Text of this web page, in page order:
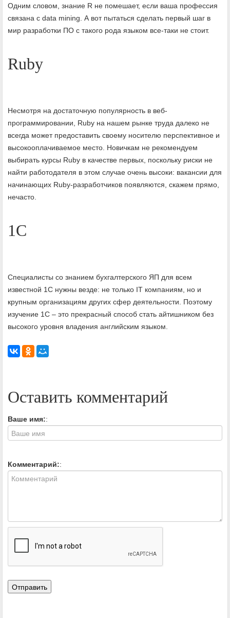
Одним словом, знание R не помешает, если ваша профессия
связана с data mining. А вот пытаться сделать первый шаг в
мир разработки ПО с такого рода языком все-таки не стоит.
Ruby
Несмотря на достаточную популярность в веб-
программировании, Ruby на нашем рынке труда далеко не
всегда может предоставить своему носителю перспективное и
высокооплачиваемое место. Новичкам не рекомендуем
выбирать курсы Ruby в качестве первых, поскольку риски не
найти работодателя в этом случае очень высоки: вакансии для
начинающих Ruby-разработчиков появляются, скажем прямо,
нечасто.
1C
Специалисты со знанием бухгалтерского ЯП для всем
известной 1С нужны везде: не только IT компаниям, но и
крупным организациям других сфер деятельности. Поэтому
изучение 1С – это прекрасный способ стать айтишником без
высокого уровня владения английским языком.
Оставить комментарий
Ваше имя::
Комментарий::